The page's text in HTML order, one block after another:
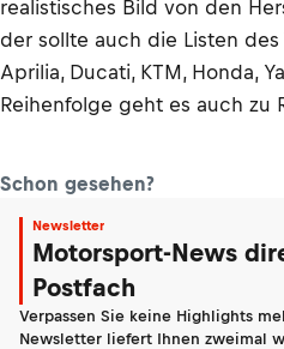
realistisches Bild von den
der sollte auch die Listen
Aprilia, Ducati, KTM, Honda,
Reihenfolge geht es auch zu
Schon gesehen?
Newsletter
Motorsport-News
Postfach
Verpassen Sie keine Highlights
Newsletter liefert Ihnen zweimal